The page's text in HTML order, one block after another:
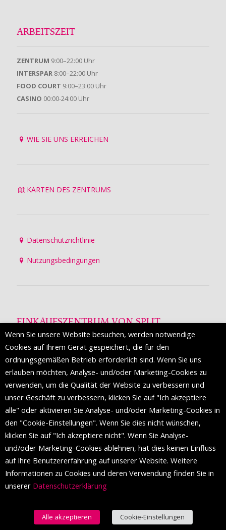
ARBEITSZEIT
ZENTRUM 9:00–22:00 Uhr
INTERSPAR 8:00–22:00 Uhr
FOOD COURT 9:00–23:00 Uhr
CASINO 00:00-24:00 Uhr
WIE SIE UNS ERREICHEN
KARTEN DES ZENTRUMS
Datenschutzrichtlinie
Nutzungsbedingungen
EINKAUFSZENTRUM VON SPLIT
Die Mall of Split
ist ein prestigeträchtiges Einkaufsziel mit
etwa 200 Einzelhandelsmarken und einer Reihe von
Weltmodemarken, die zum ersten Mal in Split erscheinen.
FOLGEN SIE UNS
Wenn Sie unsere Website besuchen, werden notwendige
Cookies auf Ihrem Gerät gespeichert, die für den
ordnungsgemäßen Betrieb erforderlich sind. Wenn Sie uns
erlauben möchten, Analyse- und/oder Marketing-Cookies zu
verwenden, um die Qualität der Website zu verbessern und
unser Geschäft zu verbessern, klicken Sie auf "Ich akzeptiere
alle" oder aktivieren Sie Analyse- und/oder Marketing-Cookies in
den "Cookie-Einstellungen". Wenn Sie dies nicht wünschen,
klicken Sie auf "Ich akzeptiere nicht". Wenn Sie Analyse-
und/oder Marketing-Cookies ablehnen, hat dies keinen Einfluss
auf Ihre Benutzererfahrung auf unserer Website. Weitere
Informationen zu Cookies und deren Verwendung finden Sie in
unserer Datenschutzerklärung
Alle akzeptieren Cookie-Einstellungen